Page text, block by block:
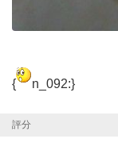
{ n_092:}
評分